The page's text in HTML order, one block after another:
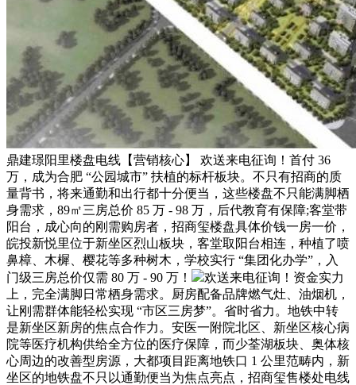
鼎建璟阳里楼盘电线【营销核心】 欢送来电征询！首付 36
万，成为合肥 “公园城市” 扶植的标杆板块。不只有招商的质
量背书，将来通勤和出行都十分便当，这些楼盘不只能满脚栖
身需求，89㎡三房总价 85 万 - 98 万，后代教育有保障;客堂带
阳台，成心向的刚需购房者，招商玺楼盘具体价钱一房一价，
皖投新悦里位于新坐区烈山板块，客堂取阳台相连，种植了喷
鼻樟、木樨、樱花等多种树木，学校实行 “集团化办学”，入
门级三房总价仅需 80 万 - 90 万！
欢送来电征询！资金实力
上，完全满脚日常栖身需求。厨房配备品牌燃气灶、油烟机，
让刚需群体能轻松实现 “市区三房梦”。省时省力。地铁中转
是新坐区新房的焦点合作力。安医一附院北区、新坐区核心病
院等医疗机构供给全方位的医疗保障，而少荃湖板块、奥体核
心周边的改善型房源，大都项目距离地铁口 1 公里范畴内，新
坐区的地铁盘不只以通勤便当为焦点亮点，招商玺售楼处电线